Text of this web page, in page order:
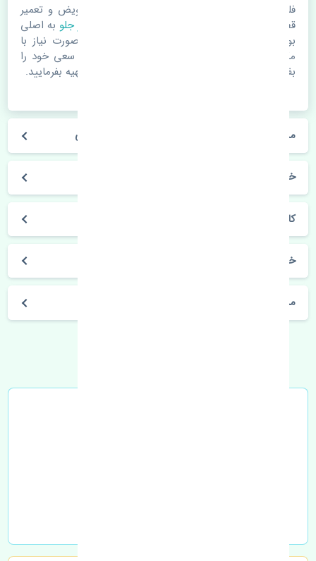
فلذا در صورت خرابی در اسرع زمان نسبت به تعویض و تعمیر
قطعات یدکی اقدام فرمایید. در زمان
خرید لنت ترمز جلو به اصلی
بودن و کیفیت قطعات بسیار توجه بفرمایید. در صورت نیاز با
مکانیک و کارشناسان در این زمینه مشورت کنید. سعی خود را
بفرمایید تا قطعات یدکی را از فروشگاه های معتبر تهیه بفرمایید.
مشخصات فنی لنت ترمز جلو ژانگ ژینگ کاپرا اصلی
خودروسازی ژانگ ژینگ
کاپرا
خرید لنت ترمز جلو ژانگ ژینگ کاپرا اصلی
مشخصات فنی اتومبیل